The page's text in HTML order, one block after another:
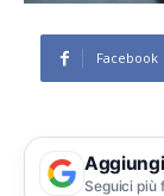
Facebook
Seguici più